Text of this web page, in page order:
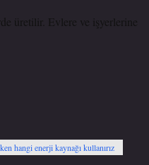
üretilir. Evlere ve işyerlerine
hangi enerji kaynağı kullanırız